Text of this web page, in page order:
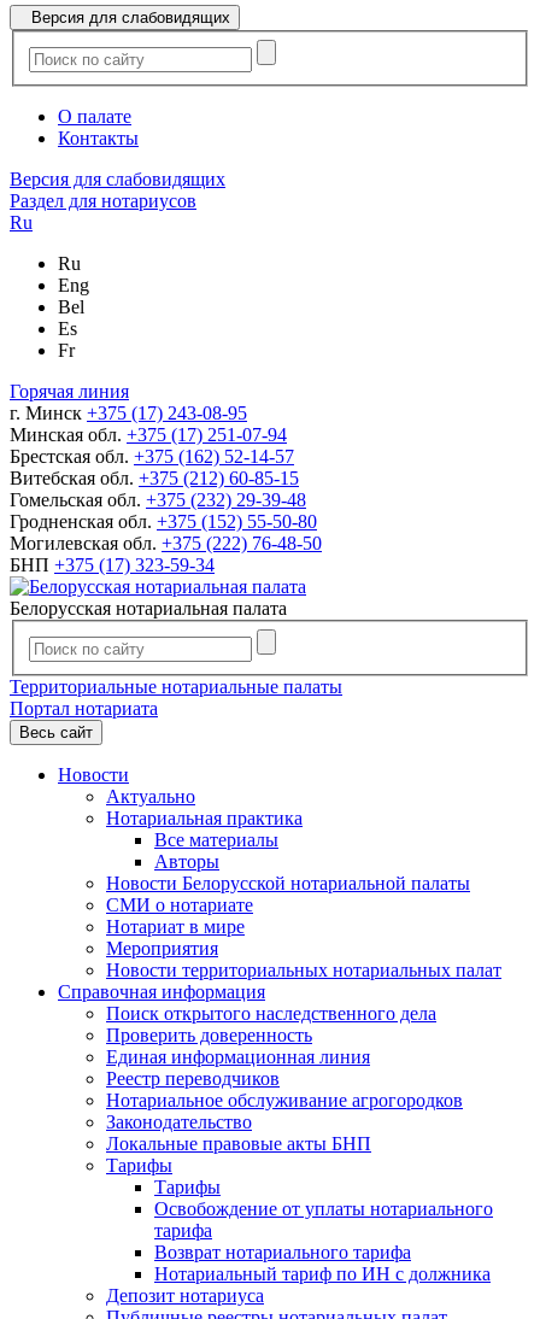
Версия для слабовидящих
О палате
Контакты
Версия для слабовидящих
Раздел для нотариусов
Ru
Ru
Eng
Bel
Es
Fr
Горячая линия
г. Минск +375 (17) 243-08-95
Минская обл. +375 (17) 251-07-94
Брестская обл. +375 (162) 52-14-57
Витебская обл. +375 (212) 60-85-15
Гомельская обл. +375 (232) 29-39-48
Гродненская обл. +375 (152) 55-50-80
Могилевская обл. +375 (222) 76-48-50
БНП +375 (17) 323-59-34
Белорусская нотариальная палата
Территориальные нотариальные палаты
Портал нотариата
Весь сайт
Новости
Актуально
Нотариальная практика
Все материалы
Авторы
Новости Белорусской нотариальной палаты
СМИ о нотариате
Нотариат в мире
Мероприятия
Новости территориальных нотариальных палат
Справочная информация
Поиск открытого наследственного дела
Проверить доверенность
Единая информационная линия
Реестр переводчиков
Нотариальное обслуживание агрогородков
Законодательство
Локальные правовые акты БНП
Тарифы
Тарифы
Освобождение от уплаты нотариального
тарифа
Возврат нотариального тарифа
Нотариальный тариф по ИН с должника
Депозит нотариуса